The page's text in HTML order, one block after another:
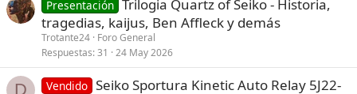
Presentación Trilogia Quartz of Seiko - Historia,
tragedias, kaijus, Ben Affleck y demás
Trotante24 Foro General
Respuestas 31 24 May 2026
D Vendido Seiko Sportura Kinetic Auto Relay 5J22-